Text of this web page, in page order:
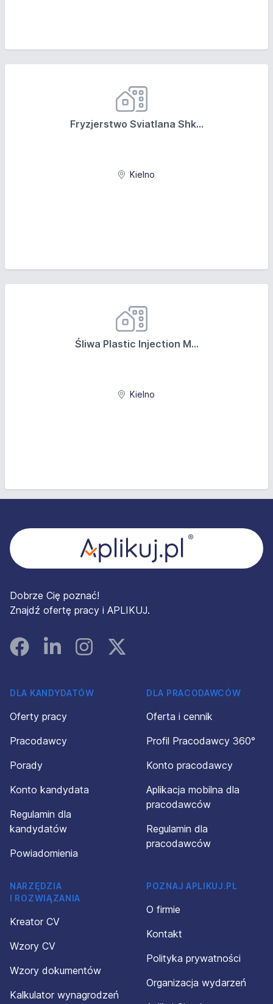
Fryzjerstwo Sviatlana Shk...
Kielno
Śliwa Plastic Injection M...
Kielno
Dobrze Cię poznać!
Znajdź ofertę pracy i APLIKUJ.
FacebookLinked InInstagramInstagram
DLA KANDYDATÓW
Oferty pracy
Pracodawcy
Porady
Konto kandydata
Regulamin dla
kandydatów
Powiadomienia
DLA PRACODAWCÓW
Oferta i cennik
Profil Pracodawcy 360°
Konto pracodawcy
Aplikacja mobilna dla
pracodawców
Regulamin dla
pracodawców
NARZĘDZIA
I ROZWIĄZANIA
Kreator CV
Wzory CV
Wzory dokumentów
Kalkulator wynagrodzeń
POZNAJ APLIKUJ.PL
O firmie
Kontakt
Polityka prywatności
Organizacja wydarzeń